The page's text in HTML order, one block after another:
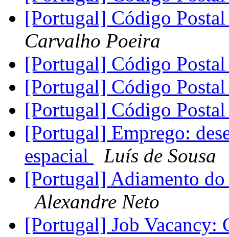
[Portugal] Código
Carvalho Poeira
[Portugal] Código
[Portugal] Código
[Portugal] Código
[Portugal] Emprego:
espacial
Luís de Sousa
[Portugal] Adiamento
Alexandre Neto
[Portugal] Job Vacancy: